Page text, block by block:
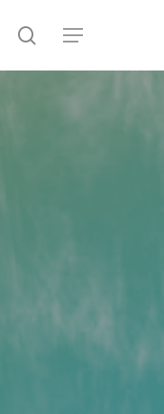
search
Menu